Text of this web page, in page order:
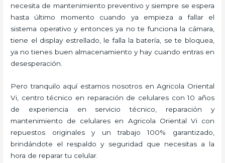
necesita de mantenimiento preventivo y siempre se espera
hasta último momento cuando ya empieza a fallar el
sistema operativo y entonces ya no te funciona la cámara,
tiene el display estrellado, le falla la batería, se te bloquea,
ya no tienes buen almacenamiento y hay cuando entras en
desesperación.
Pero tranquilo aquí estamos nosotros en Agricola Oriental
Vi, centro técnico en reparación de celulares con 10 años
de experiencia en servicio técnico, reparación y
mantenimiento de celulares en Agricola Oriental Vi con
repuestos originales y un trabajo 100% garantizado,
brindándote el respaldo y seguridad que necesitas a la
hora de reparar tu celular.